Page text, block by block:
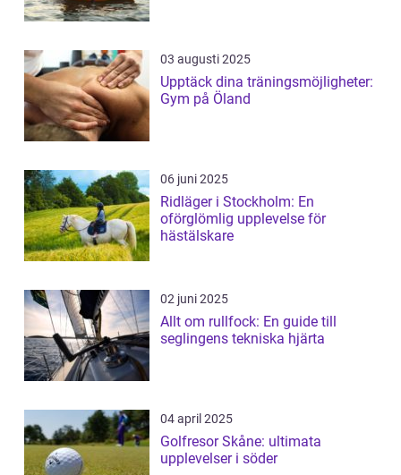
03 augusti 2025
Upptäck dina träningsmöjligheter:
Gym på Öland
06 juni 2025
Ridläger i Stockholm: En
oförglömlig upplevelse för
hästälskare
02 juni 2025
Allt om rullfock: En guide till
seglingens tekniska hjärta
04 april 2025
Golfresor Skåne: ultimata
upplevelser i söder